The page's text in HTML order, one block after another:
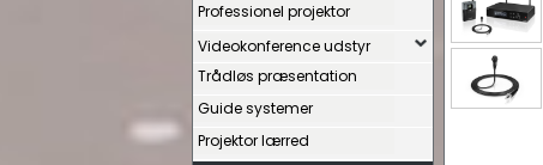
Professionel projektor
Videokonference udstyr
Trådløs præsentation
Guide systemer
Projektor lærred